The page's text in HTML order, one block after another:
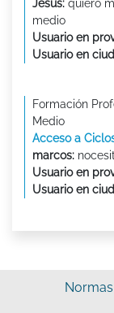
Jesus: quiero
medio
Usuario en
Usuario en
Formación
Medio
Acceso a
marcos:
Usuario en
Usuario en